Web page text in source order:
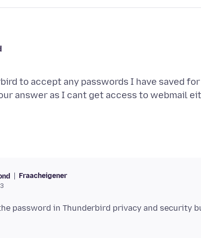
to accept any passwords I have saved
Fraacheigener
password in Thunderbird privacy and security